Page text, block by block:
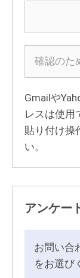
Gmailや
レスは使用
貼り付け操
い。
アンケー
お問い合
をお選び